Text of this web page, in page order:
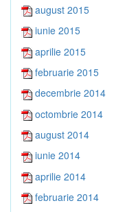
august 2015
iunie 2015
aprilie 2015
februarie 2015
decembrie 2014
octombrie 2014
august 2014
iunie 2014
aprilie 2014
februarie 2014